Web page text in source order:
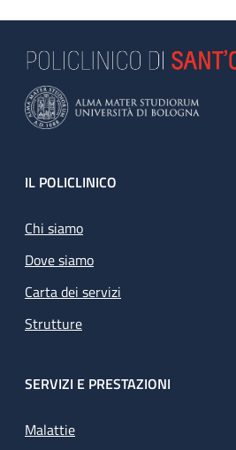
Footer
IL POLICLINICO
Chi siamo
Dove siamo
Carta dei servizi
Strutture
SERVIZI E PRESTAZIONI
Malattie